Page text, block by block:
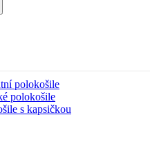
polokošile
polokošile
s kapsičkou